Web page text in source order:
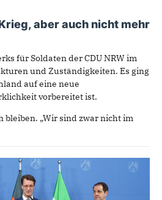
aber auch nicht mehr
für Soldaten der CDU NRW im
und Zuständigkeiten. Es ging
auf eine neue
vorbereitet ist.
bleiben. „Wir sind zwar nicht im